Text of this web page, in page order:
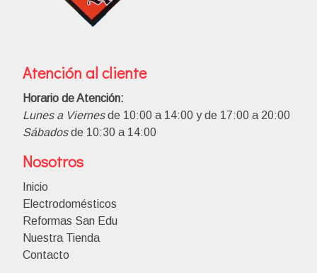
Atención al cliente
Horario de Atención:
Lunes a Viernesde 10:00 a 14:00 y de 17:00 a 20:00
Sábadosde 10:30 a 14:00
Nosotros
Inicio
Electrodomésticos
Reformas San Edu
Nuestra Tienda
Contacto